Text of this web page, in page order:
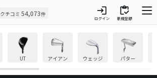
クチコミ 54,073件 login
ログイン
inventory
新規登録
UT アイアン ウェッジ パター